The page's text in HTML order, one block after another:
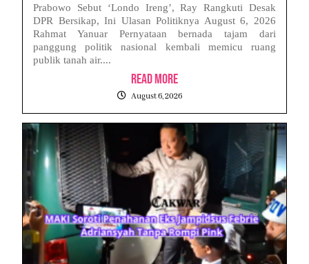
Prabowo Sebut ‘Londo Ireng’, Ray Rangkuti Desak
DPR Bersikap, Ini Ulasan Politiknya August 6, 2026
Rahmat Yanuar Pernyataan bernada tajam dari
panggung politik nasional kembali memicu ruang
publik tanah air....
Read More
August 6, 2026